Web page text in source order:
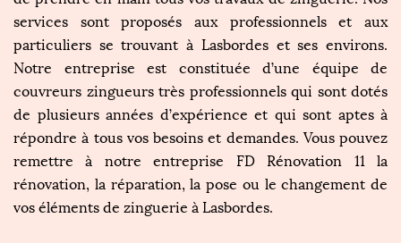
services sont proposés aux professionnels et aux
particuliers se trouvant à Lasbordes et ses environs.
Notre entreprise est constituée d’une équipe de
couvreurs zingueurs très professionnels qui sont dotés
de plusieurs années d’expérience et qui sont aptes à
répondre à tous vos besoins et demandes. Vous pouvez
remettre à notre entreprise FD Rénovation 11 la
rénovation, la réparation, la pose ou le changement de
vos éléments de zinguerie à Lasbordes.